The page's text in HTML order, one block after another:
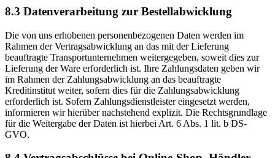
8.3 Datenverarbeitung zur Bestellabwicklung
Die von uns erhobenen personenbezogenen Daten werden im
Rahmen der Vertragsabwicklung an das mit der Lieferung
beauftragte Transportunternehmen weitergegeben, soweit dies zur
Lieferung der Ware erforderlich ist. Ihre Zahlungsdaten geben wir
im Rahmen der Zahlungsabwicklung an das beauftragte
Kreditinstitut weiter, sofern dies für die Zahlungsabwicklung
erforderlich ist. Sofern Zahlungsdienstleister eingesetzt werden,
informieren wir hierüber nachstehend explizit. Die Rechtsgrundlage
für die Weitergabe der Daten ist hierbei Art. 6 Abs. 1 lit. b DS-
GVO.